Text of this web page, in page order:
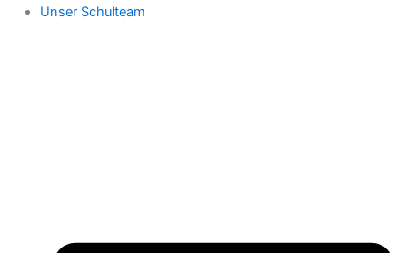
Unser Schulteam